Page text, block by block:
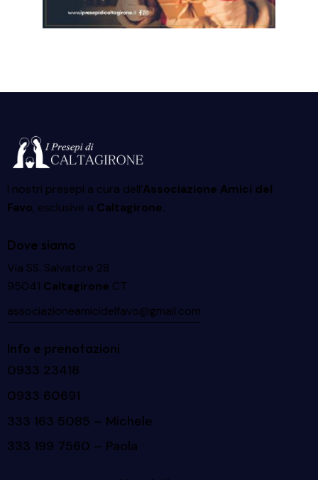
I nostri presepi a cura dell’Associazione Amici del
Favo, esclusive a Caltagirone.
Dove siamo
Via SS. Salvatore 28
95041 Caltagirone CT
associazioneamicidelfavo@gmail.com
Info e prenotazioni
0933 23418
0933 60691
333 163 5085 – Michele
333 199 7560 – Paola